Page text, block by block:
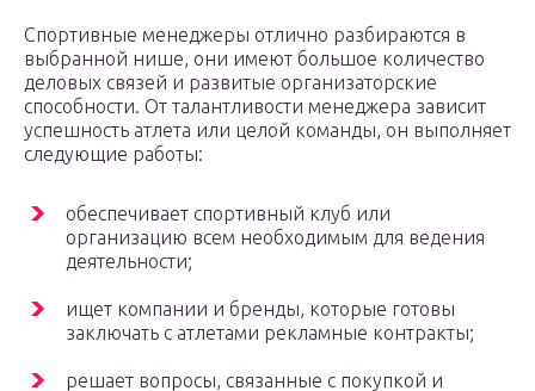
Спортивные менеджеры отлично разбираются в
выбранной нише, они имеют большое количество
деловых связей и развитые организаторские
способности. От талантливости менеджера зависит
успешность атлета или целой команды, он выполняет
следующие работы:
обеспечивает спортивный клуб или
организацию всем необходимым для ведения
деятельности;
ищет компании и бренды, которые готовы
заключать с атлетами рекламные контракты;
решает вопросы, связанные с покупкой и